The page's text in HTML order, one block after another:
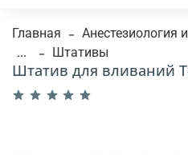
Главная
Анестезиология
...
Штативы
Штатив для вливаний